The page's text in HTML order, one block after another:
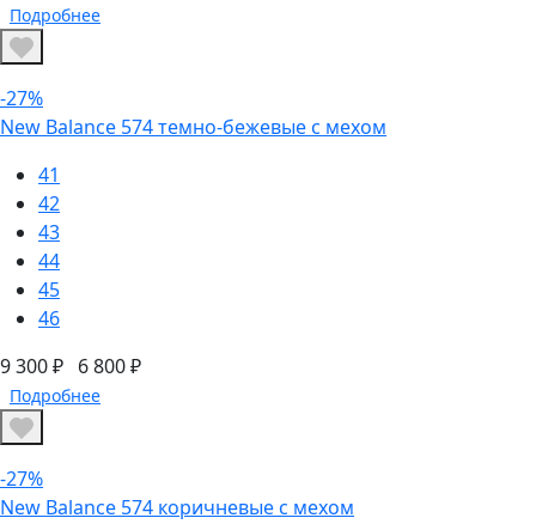
Подробнее
-27%
New Balance 574 темно-бежевые с мехом
41
42
43
44
45
46
9 300 ₽ 6 800 ₽
Подробнее
-27%
New Balance 574 коричневые с мехом